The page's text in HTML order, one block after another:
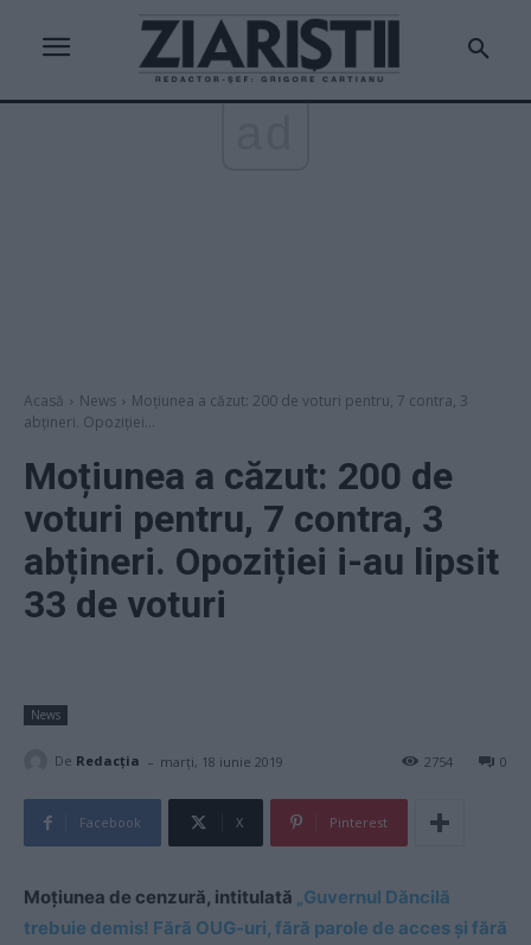
Acasă News
Moțiunea a căzut: 200 de voturi pentru, 7 contra, 3
abțineri. Opoziției...
Moțiunea a căzut: 200 de
voturi pentru, 7 contra, 3
abțineri. Opoziției i-au lipsit
33 de voturi
News
De Redacţia - marți, 18 iunie 2019 0
2754
Facebook X Pinterest
Moțiunea de cenzură, intitulată „Guvernul Dăncilă
trebuie demis! Fără OUG-uri, fără parole de acces și fără